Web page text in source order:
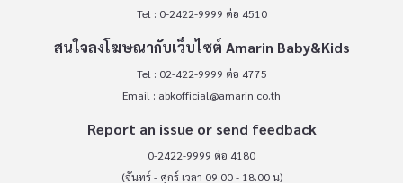
Tel : 0-2422-9999 ต่อ 4510
สนใจลงโฆษณากับเว็บไซต์ Amarin Baby&Kids
Tel : 02-422-9999 ต่อ 4775
Email : abkofficial@amarin.co.th
Report an issue or send feedback
0-2422-9999 ต่อ 4180
(จันทร์ - ศุกร์ เวลา 09.00 - 18.00 น)